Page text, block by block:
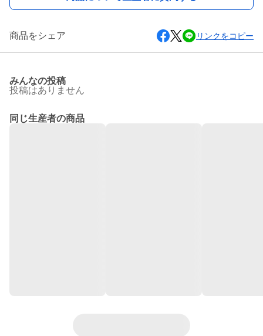
商品をシェア リンクをコピー
みんなの投稿
投稿はありません
同じ生産者の商品